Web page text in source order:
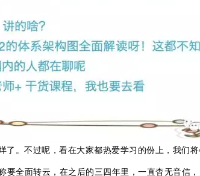
了。不过呢，看在大家都热爱学习的份上，我们将
要全面转云，在之后的三四年里，一直杳无音信